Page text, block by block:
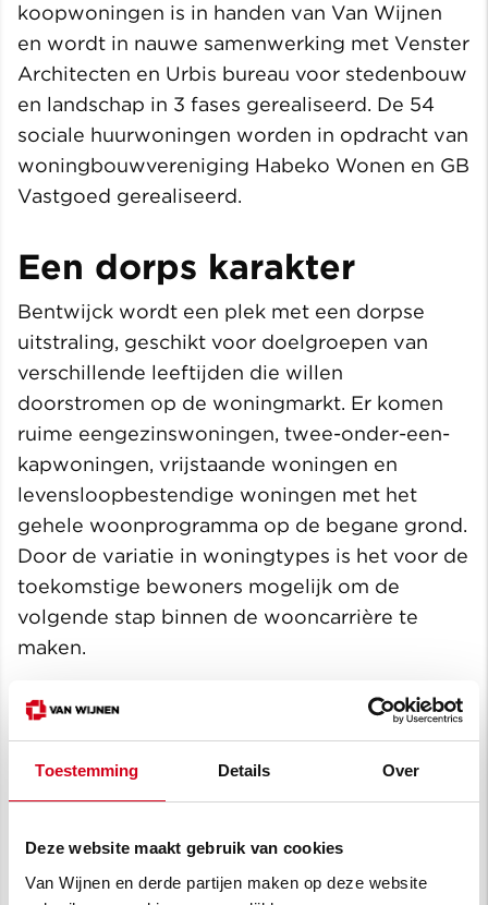
Toestemming Details Over
Deze website maakt gebruik van cookies
Van Wijnen en derde partijen maken op deze website
koopwoningen is in handen van Van Wijnen
en wordt in nauwe samenwerking met Venster
Architecten en Urbis bureau voor stedenbouw
en landschap in 3 fases gerealiseerd. De 54
sociale huurwoningen worden in opdracht van
woningbouwvereniging Habeko Wonen en GB
Vastgoed gerealiseerd.
Een dorps karakter
Bentwijck wordt een plek met een dorpse
uitstraling, geschikt voor doelgroepen van
verschillende leeftijden die willen
doorstromen op de woningmarkt. Er komen
ruime eengezinswoningen, twee-onder-een-
kapwoningen, vrijstaande woningen en
levensloopbestendige woningen met het
gehele woonprogramma op de begane grond.
Door de variatie in woningtypes is het voor de
toekomstige bewoners mogelijk om de
volgende stap binnen de wooncarrière te
maken.
‘We kijken ernaar uit om deze gehele nieuwe
wijk te mogen realiseren’ zegt Arjan van
Meijeren, directeur Van Wijnen